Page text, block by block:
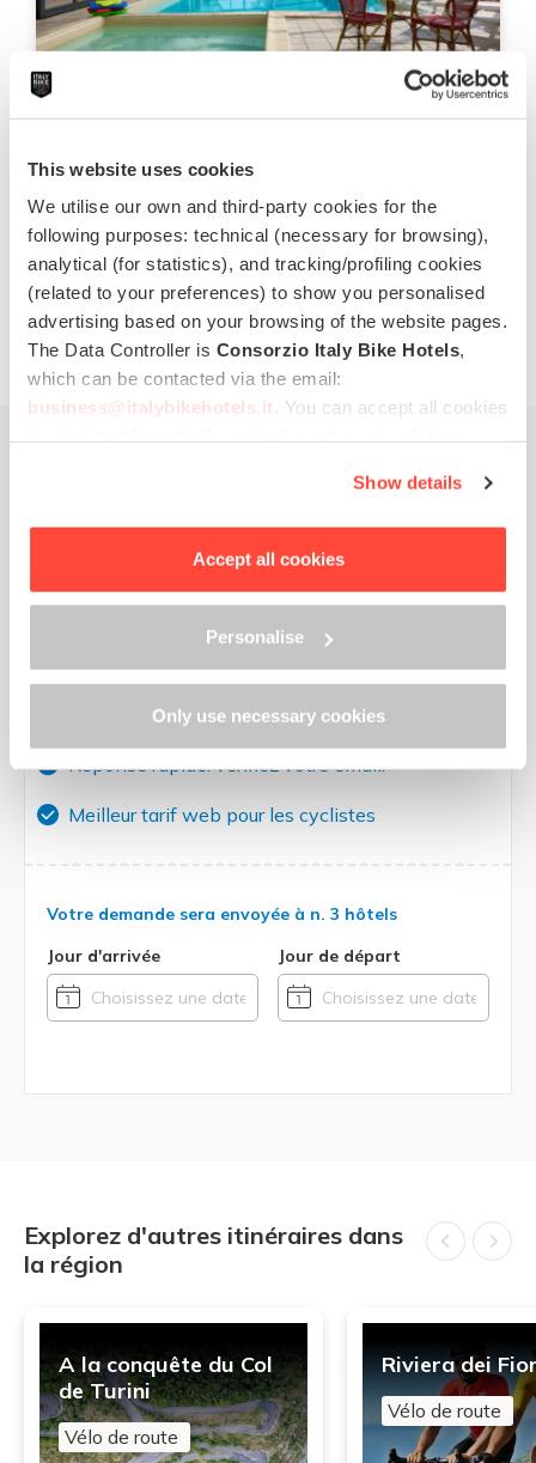
This website uses cookies
We utilise our own and third-party cookies for the
following purposes: technical (necessary for browsing),
analytical (for statistics), and tracking/profiling cookies
(related to your preferences) to show you personalised
advertising based on your browsing of the website pages.
The Data Controller is Consorzio Italy Bike Hotels,
which can be contacted via the email:
business@italybikehotels.it . You can accept all cookies
In order to withdraw the consent provided previously and
to view the complete information on data processing,
Show details
Accept all cookies
Personalise
Only use necessary cookies
Hotel Bello by Ostello Bello
Finale Ligure,Ligurie & Finale
Navette de / à l'aéroport
1 offre disponible
de € 42,00
Demandez un devis gratuit à ces
Hôtels vélo
Directe réponse de l'hôtel
Réponse rapide: vérifiez votre email!
Meilleur tarif web pour les cyclistes
Votre demande sera envoyée à n. 3 hôtels
Jour d'arrivée
Jour de départ
Explorez d'autres itinéraires dans
la région
A la conquête du Col
de Turini
Vélo de route
Riviera dei
Vélo de route